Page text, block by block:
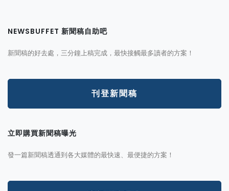
NEWSBUFFET 新聞稿自助吧
新聞稿的好去處，三分鐘上稿完成，最快接觸最多讀者的方案！
刊登新聞稿
立即購買新聞稿曝光
發一篇新聞稿透通到各大媒體的最快速、最便捷的方案！